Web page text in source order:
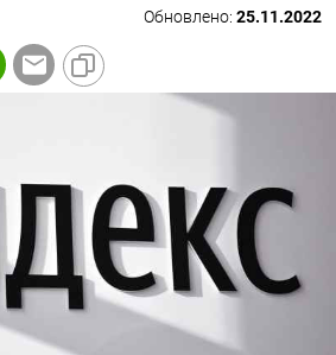
Обновлено: 25.11.2022